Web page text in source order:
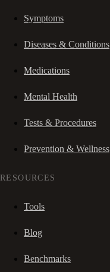
Symptoms
Diseases & Conditions
Medications
Mental Health
Tests & Procedures
Prevention & Wellness
RESOURCES
Tools
Blog
Benchmarks